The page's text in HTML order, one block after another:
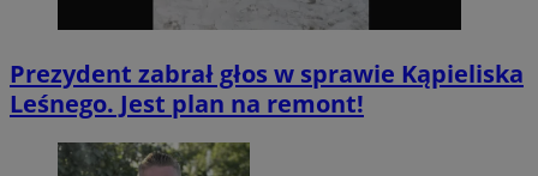
Prezydent zabrał głos w sprawie Kąpieliska
Leśnego. Jest plan na remont!